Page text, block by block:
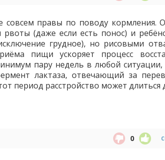
правы по поводу кормления.
(даже если есть понос) и
грудное), но рисовыми
пищи ускоряет процесс
пару недель в любой ситуации,
лактаза, отвечающий за
период расстройство может длиться
0